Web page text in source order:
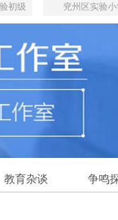
初级
兖州区实验小
教育杂谈 争鸣